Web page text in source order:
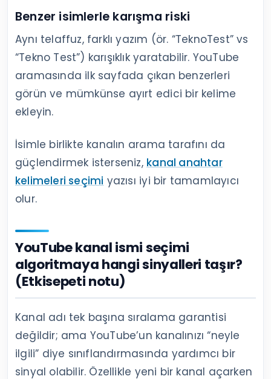
Benzer isimlerle karışma riski
Aynı telaffuz, farklı yazım (ör. “TeknoTest” vs
“Tekno Test”) karışıklık yaratabilir. YouTube
aramasında ilk sayfada çıkan benzerleri
görün ve mümkünse ayırt edici bir kelime
ekleyin.
İsimle birlikte kanalın arama tarafını da
güçlendirmek isterseniz, kanal anahtar
kelimeleri seçimi yazısı iyi bir tamamlayıcı
olur.
YouTube kanal ismi seçimi
algoritmaya hangi sinyalleri taşır?
(Etkisepeti notu)
Kanal adı tek başına sıralama garantisi
değildir; ama YouTube’un kanalınızı “neyle
ilgili” diye sınıflandırmasında yardımcı bir
sinyal olabilir. Özellikle yeni bir kanal açarken